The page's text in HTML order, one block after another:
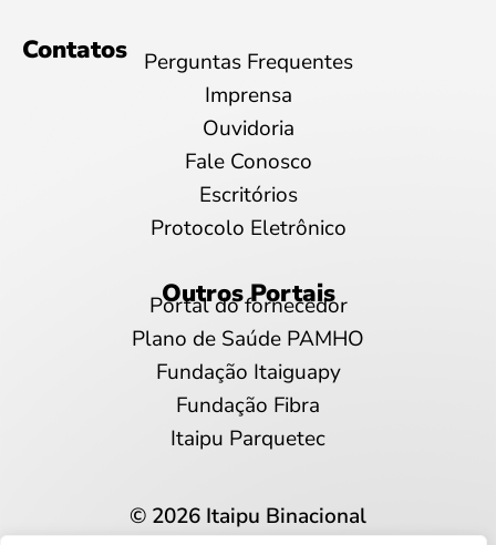
Contatos
Perguntas Frequentes
Imprensa
Ouvidoria
Fale Conosco
Escritórios
Protocolo Eletrônico
Outros Portais
Portal do fornecedor
Plano de Saúde PAMHO
Fundação Itaiguapy
Fundação Fibra
Itaipu Parquetec
© 2026 Itaipu Binacional